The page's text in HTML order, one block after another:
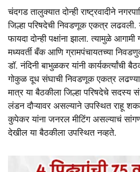
चंदगड तालुक्यात दोन्ही राष्ट्रवादीने
जिल्हा परिषदेची निवडणूक एकत्र लढवली.
फायदा दोन्ही पक्षांना झाला. त्यामुळे
मध्यवर्ती बँक आणि ग्रामपंचायतच्या
डॉ. नंदिनी बाभुळकर यांनी कार्यकर्त्यांची
गोकुळ दूध संघाची निवडणूक एकत्र
मात्र या बैठकीला जिल्हा परिषदेचे सदस्य
लंडन दौऱ्यावर असल्याने उपस्थित राहू
कुपेकर यांना जनरल मीटिंग असल्याचं
देखील या बैठकीला उपस्थित नव्हते.